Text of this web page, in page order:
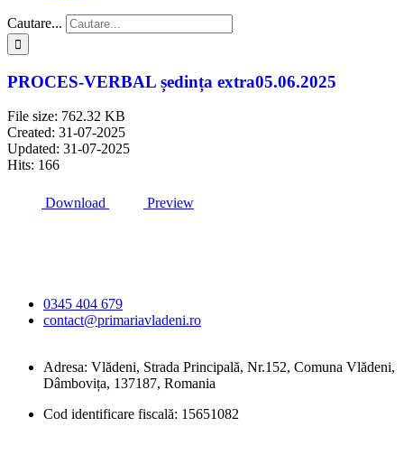
Cautare...
PROCES-VERBAL ședința extra05.06.2025
File size: 762.32 KB
Created: 31-07-2025
Updated: 31-07-2025
Hits: 166
Download Preview
0345 404 679
contact@primariavladeni.ro
Adresa: Vlădeni, Strada Principală, Nr.152, Comuna Vlădeni,
Dâmbovița, 137187, Romania
Cod identificare fiscală: 15651082